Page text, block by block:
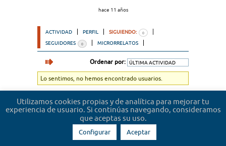
hace 11 años
ACTIVIDAD PERFIL SIGUIENDO: 0
SEGUIDORES 0 MICRORRELATOS
Ordenar por:
Lo sentimos, no hemos encontrado usuarios.
Utilizamos cookies propias y de analítica para mejorar tu
experiencia de usuario. Si continúas navegando, consideramos
que aceptas su uso.
Configurar Aceptar